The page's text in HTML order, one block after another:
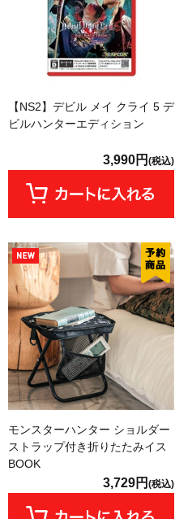
【NS2】デビル メイ クライ 5 デ
ビルハンターエディション
3,990円 (税込)
モンスターハンター ショルダー
ストラップ付き折りたたみイス
BOOK
3,729円 (税込)